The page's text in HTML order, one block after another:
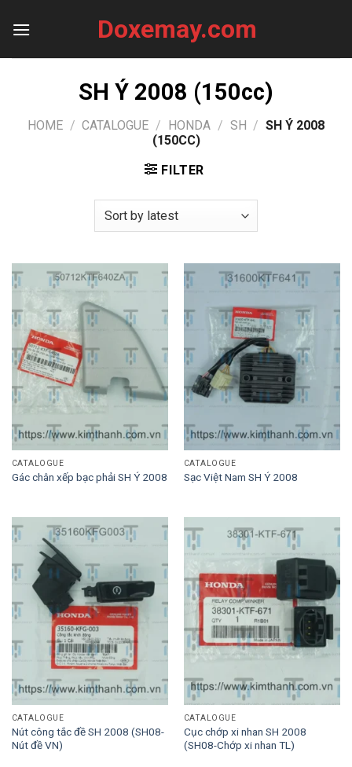
Doxemay.com
SH Ý 2008 (150cc)
HOME / CATALOGUE / HONDA / SH / SH Ý 2008
(150CC)
FILTER
CATALOGUE
Gác chân xếp bạc phải SH Ý 2008
CATALOGUE
Sạc Việt Nam SH Ý 2008
CATALOGUE
Nút công tắc đề SH 2008 (SH08-
Nút đề VN)
CATALOGUE
Cục chớp xi nhan SH 2008
(SH08-Chớp xi nhan TL)